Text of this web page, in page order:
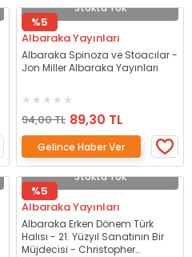
Stokta Yok
%5
Albaraka Yayınları
Albaraka Spinoza ve Stoacılar -
Jon Miller Albaraka Yayınları
94,00 TL 89,30 TL
Gelince Haber Ver
Stokta Yok
%5
Albaraka Yayınları
Albaraka Erken Dönem Türk
Halısı - 21. Yüzyıl Sanatının Bir
Müjdecisi - Christopher